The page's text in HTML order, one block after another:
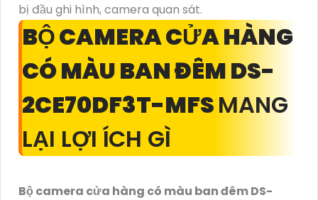
bị đầu ghi hình, camera quan sát.
BỘ CAMERA CỬA HÀNG
CÓ MÀU BAN ĐÊM DS-
2CE70DF3T-MFSMANG
LẠI LỢI ÍCH GÌ
Bộ camera cửa hàng có màu ban đêm DS-